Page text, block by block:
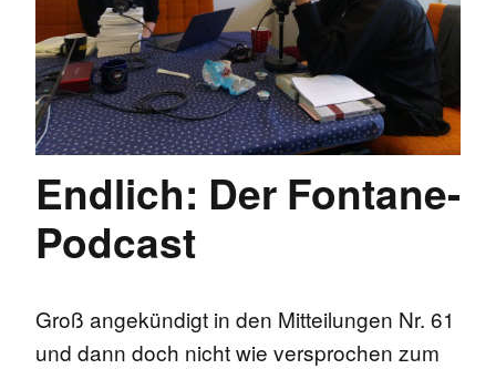
Endlich: Der Fontane-
Podcast
Groß angekündigt in den Mitteilungen Nr. 61
und dann doch nicht wie versprochen zum